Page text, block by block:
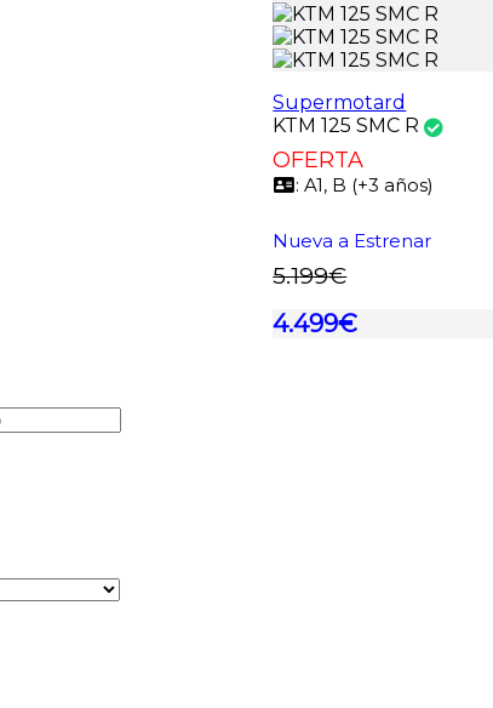
Supermotard
KTM 125 SMC R
OFERTA
: A1, B (+3 años)
Nueva a Estrenar
5.199€
4.499€